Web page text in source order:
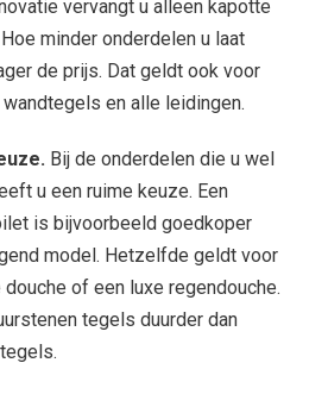
vervangt u alleen kapotte
minder onderdelen u laat
de prijs. Dat geldt ook voor
en alle leidingen.
Bij de onderdelen die u wel
u een ruime keuze. Een
is bijvoorbeeld goedkoper
model. Hetzelfde geldt voor
of een luxe regendouche.
tegels duurder dan